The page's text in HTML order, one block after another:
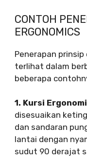
CONTOH
ERGONOMICS
Penerapan
terlihat dalam
beberapa
1. Kursi
disesuaikan
dan sandaran
lantai dengan
sudut 90 derajat